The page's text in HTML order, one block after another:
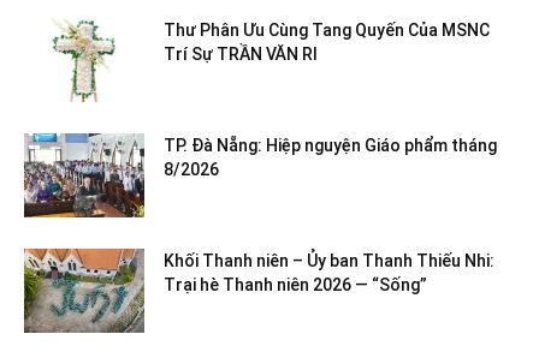
Thư Phân Ưu Cùng Tang Quyến Của MSNC
Trí Sự TRẦN VĂN RI
TP. Đà Nẵng: Hiệp nguyện Giáo phẩm tháng
8/2026
Khối Thanh niên – Ủy ban Thanh Thiếu Nhi:
Trại hè Thanh niên 2026 — “Sống”